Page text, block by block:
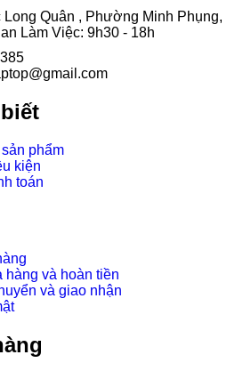
Long Quân , Phường Minh Phụng,
Làm Việc: 9h30 - 18h
phẩm
kiện
toán
hàng và hoàn tiền
và giao nhận